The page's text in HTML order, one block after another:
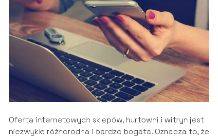
Oferta internetowych sklepów, hurtowni i witryn jest
niezwykle różnorodna i bardzo bogata. Oznacza to, że